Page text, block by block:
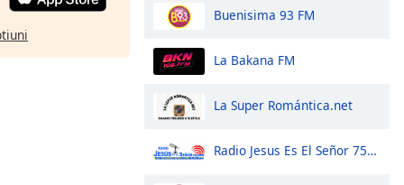
Buenisima 93 FM
La Bakana FM
La Super Romántica.net
Radio Jesus Es El Señor 750 Am